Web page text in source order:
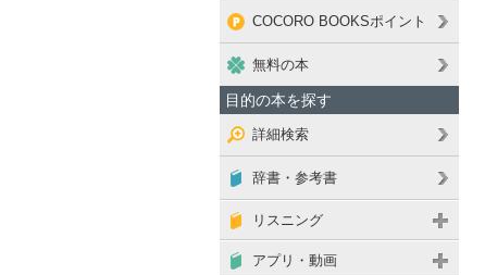
COCORO BOOKSポイント
無料の本
目的の本を探す
詳細検索
辞書・参考書
リスニング
アプリ・動画